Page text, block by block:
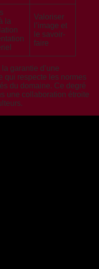
la
Valoriser
l’image et
le savoir-
faire
garantie d’une
qui respecte les normes
du domaine. Ce degré
une collaboration étroite